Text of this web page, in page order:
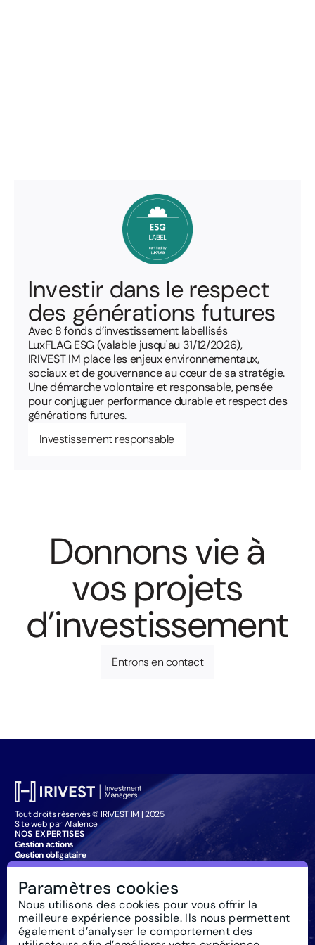
Investir dans le respect
des générations futures
Avec 8 fonds d’investissement labellisés
LuxFLAG ESG (valable jusqu'au 31/12/2026),
IRIVEST IM place les enjeux environnementaux,
sociaux et de gouvernance au cœur de sa stratégie.
Une démarche volontaire et responsable, pensée
pour conjuguer performance durable et respect des
générations futures.
Investissement responsable
Donnonsvieà
vosprojets
d’investissement
Entrons en contact
Tout droits réservés © IRIVEST IM | 2025
Site web par Afalence
NOS EXPERTISES
Gestion actions
Gestion obligataire
Management Company Services
IRIVEST IM
À propos
Investissement
responsable
Actualités
Règlementation
Paramètres cookies
Nous utilisons des cookies pour vous offrir la
meilleure expérience possible. Ils nous permettent
également d’analyser le comportement des